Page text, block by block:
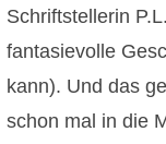
Schriftstellerin
fantasievolle
kann). Und das
schon mal in die